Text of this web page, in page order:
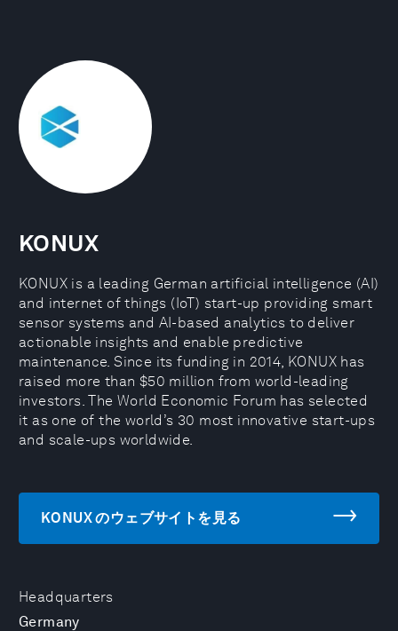
Headquarters
Germany
KONUX
KONUX is a leading German artificial intelligence (AI)
and internet of things (IoT) start-up providing smart
sensor systems and AI-based analytics to deliver
actionable insights and enable predictive
maintenance. Since its funding in 2014, KONUX has
raised more than $50 million from world-leading
investors. The World Economic Forum has selected
it as one of the world’s 30 most innovative start-ups
and scale-ups worldwide.
KONUX のウェブサイトを見る